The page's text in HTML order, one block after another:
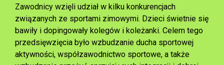
Zawodnicy wzięli udział w kilku konkurencjach
związanych ze sportami zimowymi. Dzieci świetnie się
bawiły i dopingowały kolegów i koleżanki. Celem tego
przedsięwzięcia było wzbudzanie ducha sportowej
aktywności, współzawodnictwo sportowe, a także